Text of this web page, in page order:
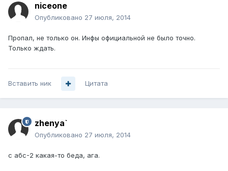
niceone
Опубликовано 27 июля, 2014
Пропал, не только он. Инфы официальной не было точно.
Только ждать.
Вставить ник Цитата
zhenya`
Опубликовано 27 июля, 2014
с абс-2 какая-то беда, ага.